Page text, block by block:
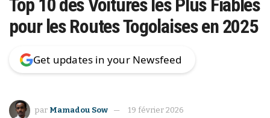
Top 10 des Voitures les Plus Fiables
pour les Routes Togolaises en 2025
Get updates in your Newsfeed
par Mamadou Sow 19 février 2026